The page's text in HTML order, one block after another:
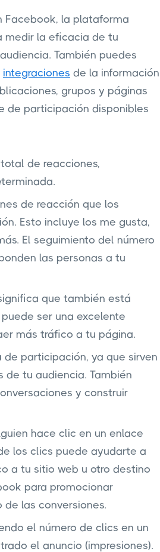
Facebook, la plataforma
medir la eficacia de tu
También puedes
integraciones de la información
grupos y páginas
de participación disponibles
de reacciones,
de reacción que los
Esto incluye los me gusta,
El seguimiento del número
las personas a tu
que también está
ser una excelente
más tráfico a tu página.
participación, ya que sirven
tu audiencia. También
y construir
hace clic en un enlace
los clics puede ayudarte a
a tu sitio web u otro destino
para promocionar
las conversiones.
el número de clics en un
el anuncio (impresiones).